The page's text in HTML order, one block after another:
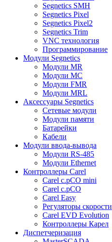
Segnetics SMH
Segnetics Pixel
Segnetics Pixel2
Segnetics Trim
VNC технология
Программирование
Модули Segnetics
Модули MR
Модули MC
Модули FMR
Модули MRL
Аксессуары Segnetics
Сетевые модули
Модули памяти
Батарейки
Кабели
Модули ввода-вывода
Модули RS-485
Модули Ethernet
Контроллеры Carel
Carel c.pCO mini
Carel c.pCO
Carel Easy
Регуляторы скорости
Carel EVD Evolution
Контроллеры Карел
Диспетчеризация